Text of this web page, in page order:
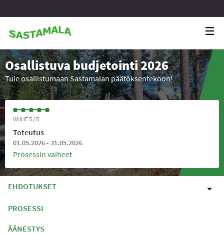
Osallistuva budjetointi 2026
Tule osallistumaan Sastamalan päätöksentekoon!
VAIHE 5 / 5
Toteutus
01.05.2026 - 31.05.2026
Prosessin vaiheet
EHDOTUKSET
PROSESSI
ÄÄNESTYS